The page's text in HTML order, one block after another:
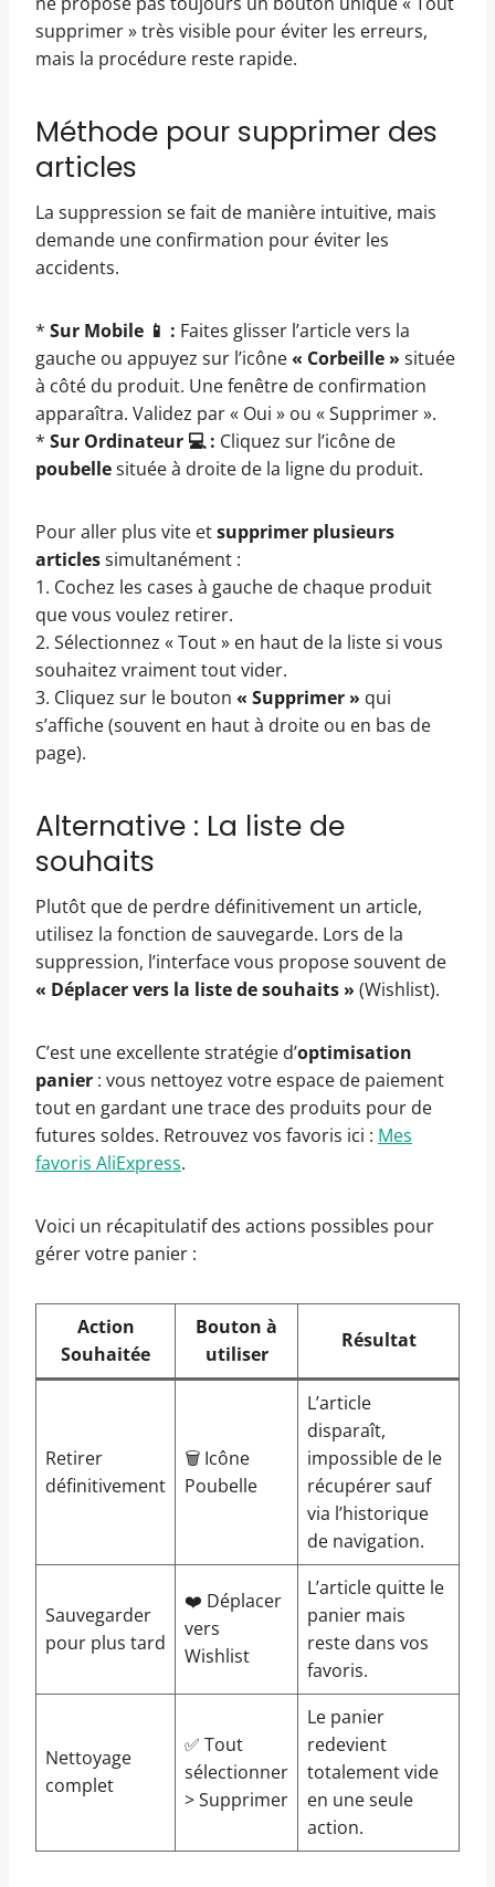
supprimer » très visible pour éviter les erreurs,
mais la procédure reste rapide.
Méthode pour supprimer des
articles
La suppression se fait de manière intuitive, mais
demande une confirmation pour éviter les
accidents.
* Sur Mobile 📱 : Faites glisser l’article vers la
gauche ou appuyez sur l’icône« Corbeille » située
à côté du produit. Une fenêtre de confirmation
apparaîtra. Validez par « Oui » ou « Supprimer ».
* Sur Ordinateur 💻 : Cliquez sur l’icône de
poubellesituée à droite de la ligne du produit.
Pour aller plus vite etsupprimer plusieurs
articlessimultanément :
1. Cochez les cases à gauche de chaque produit
que vous voulez retirer.
2. Sélectionnez « Tout » en haut de la liste si vous
souhaitez vraiment tout vider.
3. Cliquez sur le bouton « Supprimer » qui
s’affiche (souvent en haut à droite ou en bas de
page).
Alternative : La liste de
souhaits
Plutôt que de perdre définitivement un article,
utilisez la fonction de sauvegarde. Lors de la
suppression, l’interface vous propose souvent de
« Déplacer vers la liste de souhaits » (Wishlist).
C’est une excellente stratégie d’optimisation
panier : vous nettoyez votre espace de paiement
tout en gardant une trace des produits pour de
futures soldes. Retrouvez vos favoris ici : Mes
favoris AliExpress.
Voici un récapitulatif des actions possibles pour
gérer votre panier :
Action
Souhaitée
Bouton à
utiliser
Résultat
Retirer
définitivement
🗑️ Icône
Poubelle
L’article
disparaît,
impossible de le
récupérer sauf
via l’historique
de navigation.
Sauvegarder
pour plus tard
❤️ Déplacer
vers
Wishlist
L’article quitte le
panier mais
reste dans vos
favoris.
Nettoyage
complet
✅ Tout
sélectionner
> Supprimer
Le panier
redevient
totalement vide
en une seule
action.